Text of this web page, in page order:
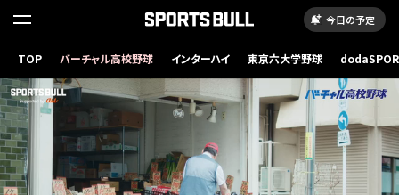
今日の予定
TOP バーチャル高校野球 インターハイ 東京六大学野球